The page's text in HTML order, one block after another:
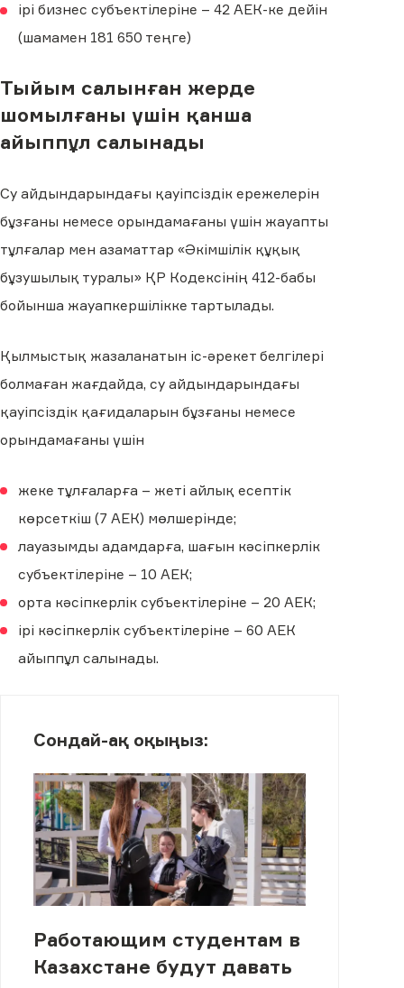
ірі бизнес субъектілеріне – 42 АЕК-ке дейін
(шамамен 181 650 теңге)
Тыйым салынған жерде
шомылғаны үшін қанша
айыппұл салынады
Су айдындарындағы қауіпсіздік ережелерін
бұзғаны немесе орындамағаны үшін жауапты
тұлғалар мен азаматтар «Әкімшілік құқық
бұзушылық туралы» ҚР Кодексінің 412-бабы
бойынша жауапкершілікке тартылады.
Қылмыстық жазаланатын іс-әрекет белгілері
болмаған жағдайда, су айдындарындағы
қауіпсіздік қағидаларын бұзғаны немесе
орындамағаны үшін
жеке тұлғаларға – жеті айлық есептік
көрсеткіш (7 АЕК) мөлшерінде;
лауазымды адамдарға, шағын кәсіпкерлік
субъектілеріне – 10 АЕК;
орта кәсіпкерлік субъектілеріне – 20 АЕК;
ірі кәсіпкерлік субъектілеріне – 60 АЕК
айыппұл салынады.
Сондай-ақ оқыңыз:
Работающим студентам в
Казахстане будут давать